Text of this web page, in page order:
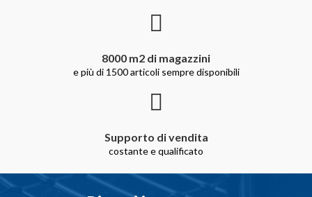
8000 m2 di magazzini
e più di 1500 articoli sempre disponibili
Supporto di vendita
costante e qualificato